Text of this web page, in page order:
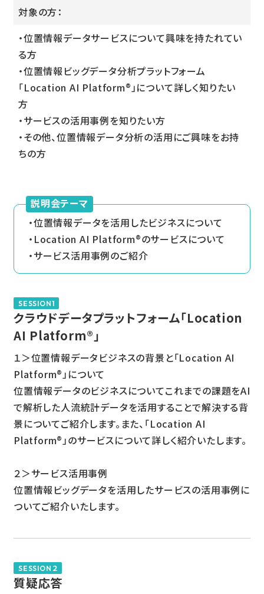
対象の方：
・位置情報データサービスについて興味を持たれてい
る方
・位置情報ビッグデータ分析プラットフォーム
「Location AI Platform®」について詳しく知りたい
方
・サービスの活用事例を知りたい方
・その他、位置情報データ分析の活用にご興味をお持
ちの方
説明会テーマ
位置情報データを活用したビジネスについて
Location AI Platform®のサービスについて
サービス活用事例のご紹介
SESSION1
クラウドデータプラットフォーム「Location
AI Platform®」
１＞位置情報データビジネスの背景と「Location AI
Platform®」について
位置情報データのビジネスについてこれまでの課題をAI
で解析した人流統計データを活用することで解決する背
景についてご紹介します。また、「Location AI
Platform®」のサービスについて詳しく紹介いたします。
２＞サービス活用事例
位置情報ビッグデータを活用したサービスの活用事例に
ついてご紹介いたします。
SESSION２
質疑応答